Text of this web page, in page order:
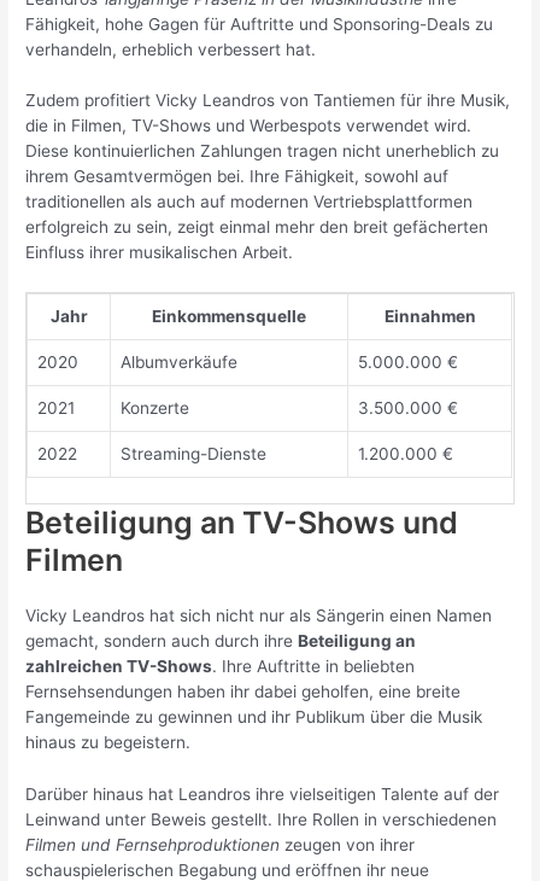
Fähigkeit, hohe Gagen für Auftritte und Sponsoring-Deals zu
verhandeln, erheblich verbessert hat.
Zudem profitiert Vicky Leandros von Tantiemen für ihre Musik,
die in Filmen, TV-Shows und Werbespots verwendet wird.
Diese kontinuierlichen Zahlungen tragen nicht unerheblich zu
ihrem Gesamtvermögen bei. Ihre Fähigkeit, sowohl auf
traditionellen als auch auf modernen Vertriebsplattformen
erfolgreich zu sein, zeigt einmal mehr den breit gefächerten
Einfluss ihrer musikalischen Arbeit.
Jahr Einkommensquelle Einnahmen
2020 Albumverkäufe 5.000.000 €
2021 Konzerte 3.500.000 €
2022 Streaming-Dienste 1.200.000 €
Beteiligung an TV-Shows und
Filmen
Vicky Leandros hat sich nicht nur als Sängerin einen Namen
gemacht, sondern auch durch ihreBeteiligung an
zahlreichen TV-Shows. Ihre Auftritte in beliebten
Fernsehsendungen haben ihr dabei geholfen, eine breite
Fangemeinde zu gewinnen und ihr Publikum über die Musik
hinaus zu begeistern.
Darüber hinaus hat Leandros ihre vielseitigen Talente auf der
Leinwand unter Beweis gestellt. Ihre Rollen in verschiedenen
Filmen und Fernsehproduktionen zeugen von ihrer
schauspielerischen Begabung und eröffnen ihr neue